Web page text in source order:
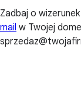
Zadbaj o
mail w Twojej